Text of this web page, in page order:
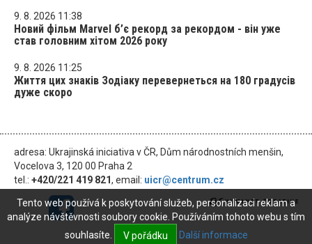
9. 8. 2026 11:38
Новий фільм Marvel б’є рекорд за рекордом - він уже
став головним хітом 2026 року
9. 8. 2026 11:25
Життя цих знаків Зодіаку перевернеться на 180 градусів
дуже скоро
adresa: Ukrajinská iniciativa v ČR, Dům národnostních menšin,
Vocelova 3, 120 00 Praha 2
tel.: +420/221 419 821, email: uicr@centrum.cz
© 2026
Tento web používá k poskytování služeb, personalizaci reklam a
analýze návštěvnosti soubory cookie. Používáním tohoto webu s tím
souhlasíte.
V pořádku Další informace